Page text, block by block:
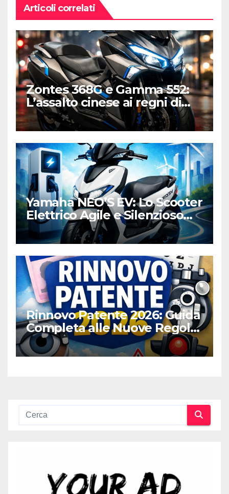
Articoli correlati
Zontes 368G e Gamma 552:
L’assalto cinese ai regni di
Honda e Yamaha
Yamaha NEO’S EV: Lo Scooter
Elettrico Agile e Silenzioso
per la Città
Rinnovo Patente 2026: Guida
Completa alle Nuove Regole,
Digitalizzazione e Costi